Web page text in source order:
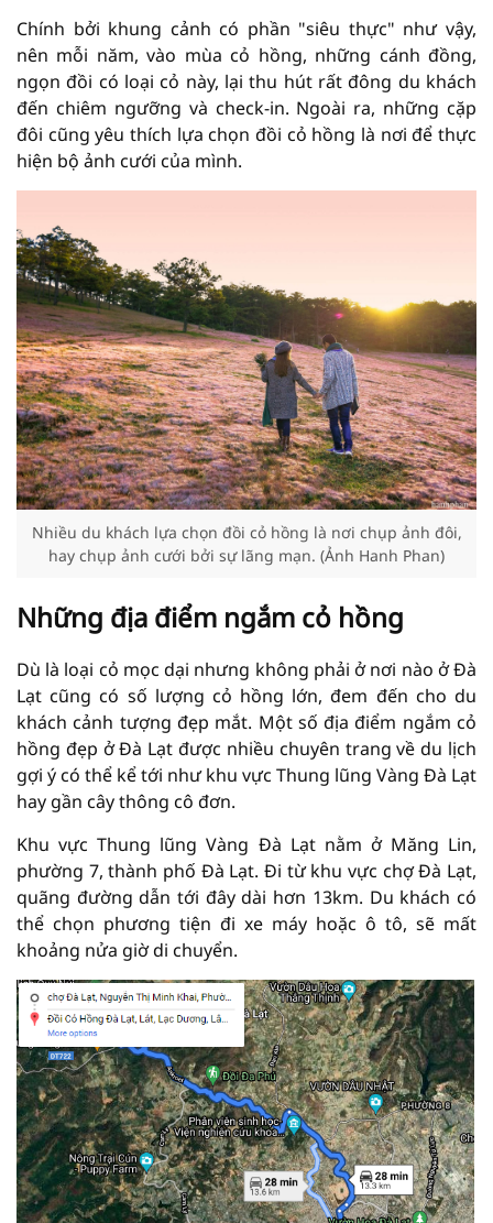
Chính bởi khung cảnh có phần "siêu thực" như vậy,
nên mỗi năm, vào mùa cỏ hồng, những cánh đồng,
ngọn đồi có loại cỏ này, lại thu hút rất đông du khách
đến chiêm ngưỡng và check-in. Ngoài ra, những cặp
đôi cũng yêu thích lựa chọn đồi cỏ hồng là nơi để thực
hiện bộ ảnh cưới của mình.
Nhiều du khách lựa chọn đồi cỏ hồng là nơi chụp ảnh đôi,
hay chụp ảnh cưới bởi sự lãng mạn. (Ảnh Hanh Phan)
Những địa điểm ngắm cỏ hồng
Dù là loại cỏ mọc dại nhưng không phải ở nơi nào ở Đà
Lạt cũng có số lượng cỏ hồng lớn, đem đến cho du
khách cảnh tượng đẹp mắt. Một số địa điểm ngắm cỏ
hồng đẹp ở Đà Lạt được nhiều chuyên trang về du lịch
gợi ý có thể kể tới như khu vực Thung lũng Vàng Đà Lạt
hay gần cây thông cô đơn.
Khu vực Thung lũng Vàng Đà Lạt nằm ở Măng Lin,
phường 7, thành phố Đà Lạt. Đi từ khu vực chợ Đà Lạt,
quãng đường dẫn tới đây dài hơn 13km. Du khách có
thể chọn phương tiện đi xe máy hoặc ô tô, sẽ mất
khoảng nửa giờ di chuyển.